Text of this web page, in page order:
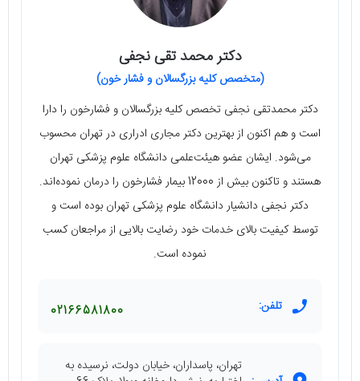
دکتر محمد تقی نجفی
(متخصص کلیه بزرگسالان و فشار خون)
دکتر محمدتقی نجفی تخصص کلیه بزرگسالان و فشارخون را دارا
است و هم اکنون از بهترین دکتر مجاری ادراری در تهران محسوب
می‌شود. ایشان عضو هیئت‌علمی دانشگاه علوم پزشکی تهران
هستند و تاکنون بیش از 12000 بیمار فشارخون را درمان نموده‌اند.
دکتر نجفی دانشیار دانشگاه علوم پزشکی تهران بوده است و
توسط کیفیت بالای خدمات خود رضایت بالایی از مراجعان کسب
نموده است.
تلفن: 02166581800
تهران، پاسداران، خیابان دولت، نرسیده به